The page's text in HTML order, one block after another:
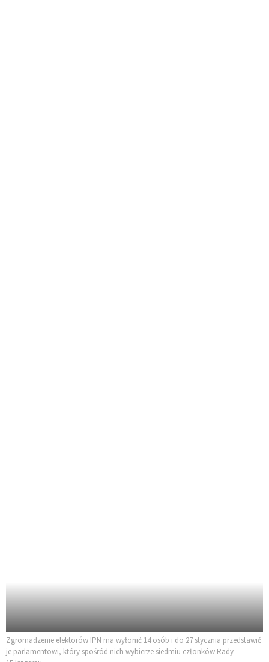
Zgromadzenie elektorów IPN ma wyłonić 14 osób i do 27 stycznia przedstawić
je parlamentowi, który spośród nich wybierze siedmiu członków Rady